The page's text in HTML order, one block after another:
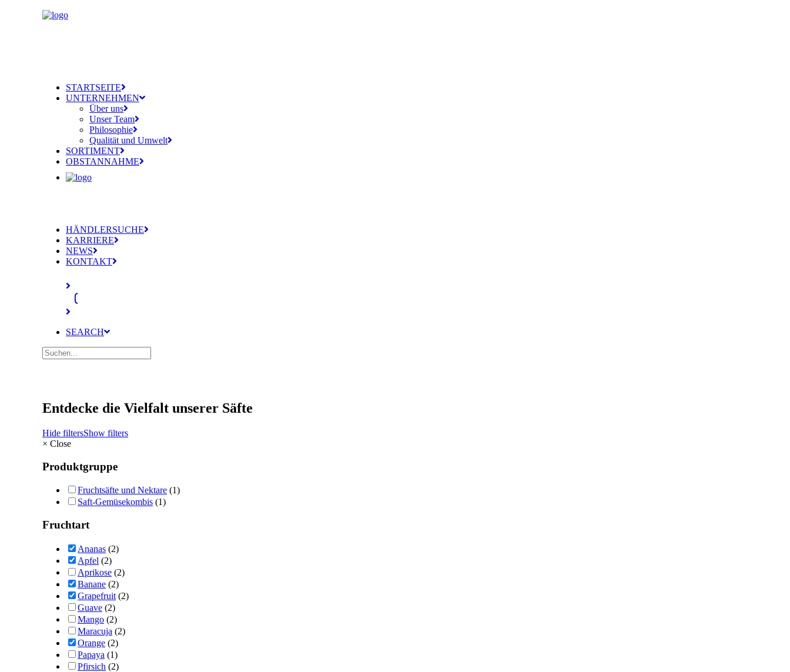
STARTSEITE
UNTERNEHMEN
Über uns
Unser Team
Philosophie
Qualität und Umwelt
SORTIMENT
OBSTANNAHME
HÄNDLERSUCHE
KARRIERE
NEWS
KONTAKT
SEARCH
Entdecke die Vielfalt unserer Säfte
Hide filtersShow filters
× Close
Produktgruppe
Fruchtsäfte und Nektare (1)
Saft-Gemüsekombis (1)
Fruchtart
Ananas (2)
Apfel (2)
Aprikose (2)
Banane (2)
Grapefruit (2)
Guave (2)
Mango (2)
Maracuja (2)
Orange (2)
Papaya (1)
Pfirsich (2)